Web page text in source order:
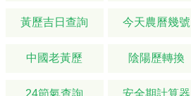
黃歷吉日查詢 今天農曆幾號
中國老黃歷 陰陽歷轉換
24節氣查詢 安全期計算器